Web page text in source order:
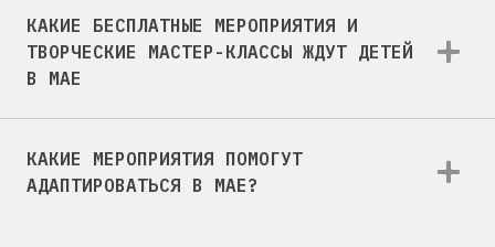
КАКИЕ БЕСПЛАТНЫЕ МЕРОПРИЯТИЯ И
ТВОРЧЕСКИЕ МАСТЕР-КЛАССЫ ЖДУТ ДЕТЕЙ
В МАЕ
КАКИЕ МЕРОПРИЯТИЯ ПОМОГУТ
АДАПТИРОВАТЬСЯ В МАЕ?